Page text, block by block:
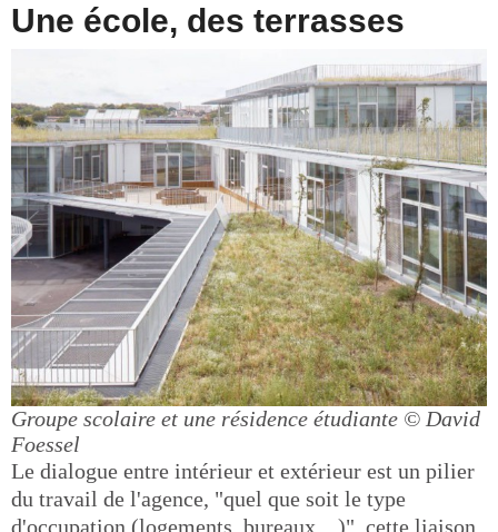
Une école, des terrasses
Groupe scolaire et une résidence étudiante © David
Foessel
Le dialogue entre intérieur et extérieur est un pilier
du travail de l'agence, "quel que soit le type
d'occupation (logements, bureaux…)", cette liaison